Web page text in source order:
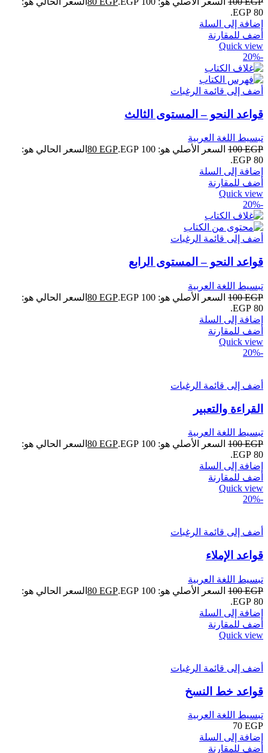
80 EGP.
إضافة إلى السلة
أضف للمقارنة
Quick view
-20%
أضف إلى قائمة الرغبات
قواعد النحو – المستوى الثالث
تبسيط اللغة العربية
100EGP السعر الأصلي هو: 100 EGP. 80 EGP
السعر الحالي هو:
80 EGP.
إضافة إلى السلة
أضف للمقارنة
Quick view
-20%
أضف إلى قائمة الرغبات
قواعد النحو – المستوى الرابع
تبسيط اللغة العربية
100EGP السعر الأصلي هو: 100 EGP. 80 EGP
السعر الحالي هو:
80 EGP.
إضافة إلى السلة
أضف للمقارنة
Quick view
-20%
أضف إلى قائمة الرغبات
القراءة والتعبير
تبسيط اللغة العربية
100EGP السعر الأصلي هو: 100 EGP. 80 EGP
السعر الحالي هو:
80 EGP.
إضافة إلى السلة
أضف للمقارنة
Quick view
-20%
أضف إلى قائمة الرغبات
قواعد الإملاء
تبسيط اللغة العربية
100EGP السعر الأصلي هو: 100 EGP. 80 EGP
السعر الحالي هو:
80 EGP.
إضافة إلى السلة
أضف للمقارنة
Quick view
أضف إلى قائمة الرغبات
قواعد خط النسخ
تبسيط اللغة العربية
70 EGP
إضافة إلى السلة
أضف للمقارنة